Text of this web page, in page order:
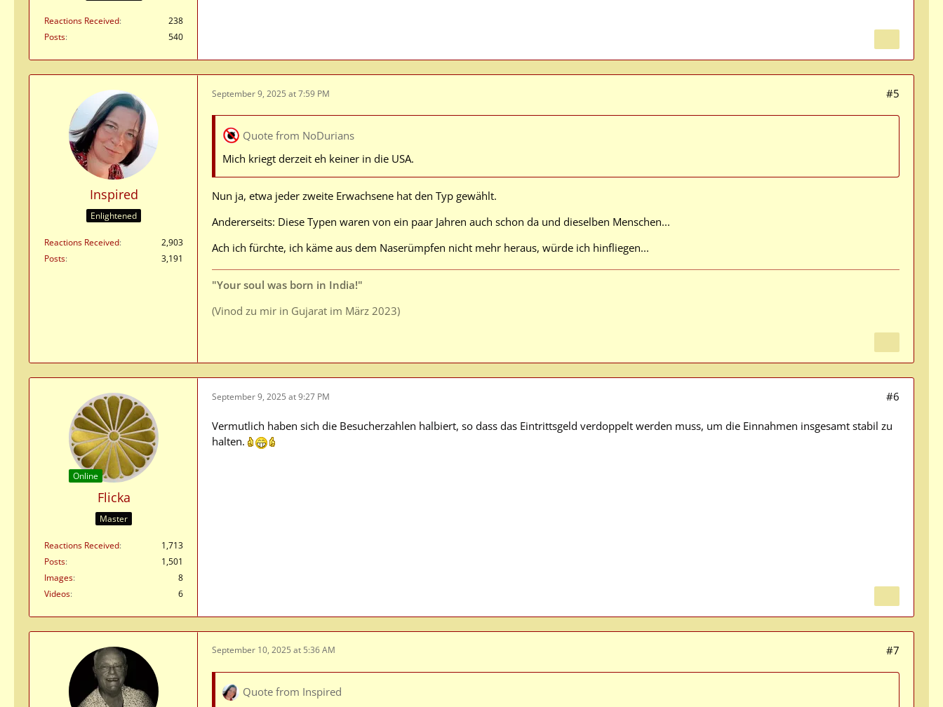
Reactions Received
238
Posts
540
Inspired
Enlightened
Reactions Received
2,903
Posts
3,191
September 9, 2025 at 7:59 PM #5
Quote from NoDurians
Mich kriegt derzeit eh keiner in die USA.
Nun ja, etwa jeder zweite Erwachsene hat den Typ gewählt.
Andererseits: Diese Typen waren von ein paar Jahren auch schon da und dieselben Menschen...
Ach ich fürchte, ich käme aus dem Naserümpfen nicht mehr heraus, würde ich hinfliegen...
"Your soul was born in India!"
(Vinod zu mir in Gujarat im März 2023)
Online
Flicka
Master
Reactions Received
1,713
Posts
1,501
Images
8
Videos
6
September 9, 2025 at 9:27 PM #6
Vermutlich haben sich die Besucherzahlen halbiert, so dass das Eintrittsgeld verdoppelt werden muss, um die Einnahmen insgesamt stabil zu
halten.
September 10, 2025 at 5:36 AM #7
Quote from Inspired